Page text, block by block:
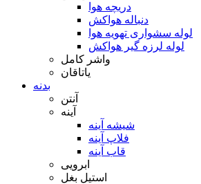
دریچه هوا
دنباله هواکش
لوله سشواری تهویه هوا
لوله لرزه گیر هواکش
واشر کامل
یاتاقان
بدنه
آنتن
آینه
شیشه آینه
فلاپ آینه
قاب آینه
ابرویی
استیل بغل